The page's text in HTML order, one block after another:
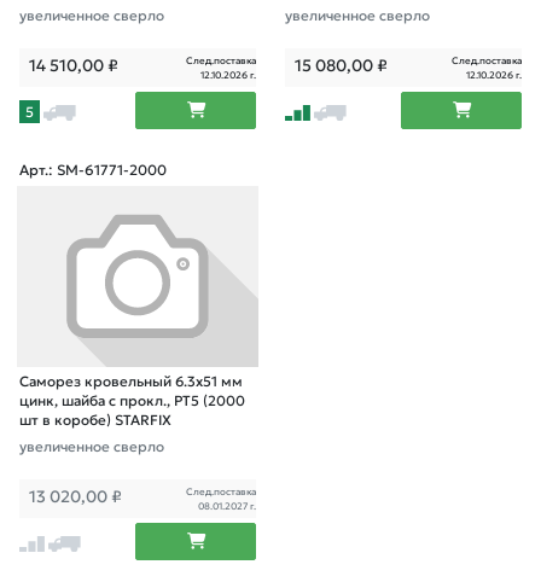
увеличенное сверло
14 510,00₽
След.поставка
12.10.2026 г.
5
увеличенное сверло
15 080,00₽
След.поставка
12.10.2026 г.
Арт.: SM-61771-2000
Саморез кровельный 6.3х51 мм
цинк, шайба с прокл., PT5 (2000
шт в коробе) STARFIX
увеличенное сверло
13 020,00 ₽
След.поставка
08.01.2027 г.